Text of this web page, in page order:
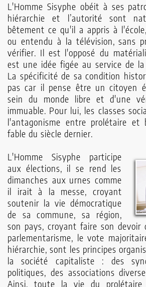
L'Homme Sisyphe obéit à ses
hiérarchie et l’autorité sont
bêtement ce qu'il a appris à
ou entendu à la télévision, sans
vérifier. Il est l'opposé du
est une idée figée au service de
La spécificité de sa condition
pas car il pense être un citoyen
sein du monde libre et d'une
immuable. Pour lui, les classes
l'antagonisme entre prolétaire et
fable du siècle dernier.
L'Homme Sisyphe participe
aux élections, il se rend les
dimanches aux urnes comme
il irait à la messe, croyant
soutenir la vie démocratique
de sa commune, sa région,
son pays, croyant faire son devoir
parlementarisme, le vote
hiérarchie, sont les principes
la société capitaliste : des
politiques, des associations
Ainsi, toute la vie du prolétaire